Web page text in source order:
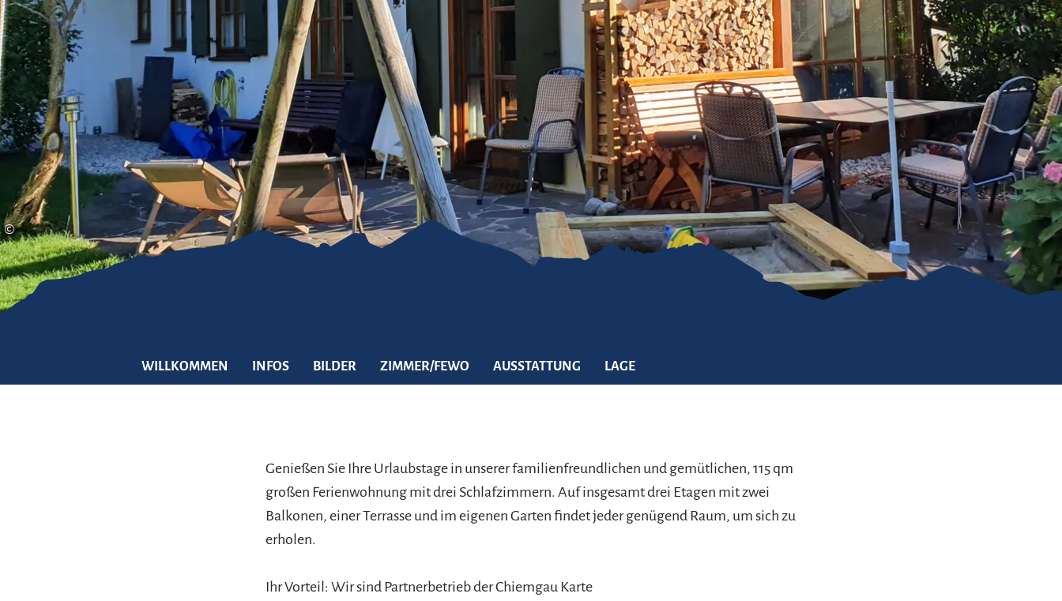
Gleitschirmfliegen &
Luftsport
Interaktive Vollbildkarte
Barrierefreiheit im
Chiemgau
Chiemgau G'schichten
©
WILLKOMMEN INFOS BILDER ZIMMER/FEWO AUSSTATTUNG LAGE
Genießen Sie Ihre Urlaubstage in unserer familienfreundlichen und gemütlichen, 115 qm
großen Ferienwohnung mit drei Schlafzimmern. Auf insgesamt drei Etagen mit zwei
Balkonen, einer Terrasse und im eigenen Garten findet jeder genügend Raum, um sich zu
erholen.
Ihr Vorteil: Wir sind Partnerbetrieb der Chiemgau Karte